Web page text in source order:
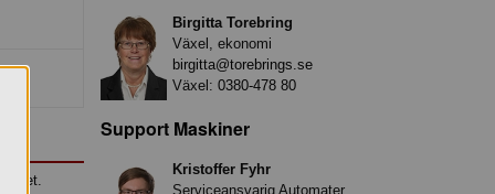
smet.
Birgitta Torebring
Växel, ekonomi
birgitta@torebrings.se
Växel: 0380-478 80
Support Maskiner
Kristoffer Fyhr
Serviceansvarig Automater